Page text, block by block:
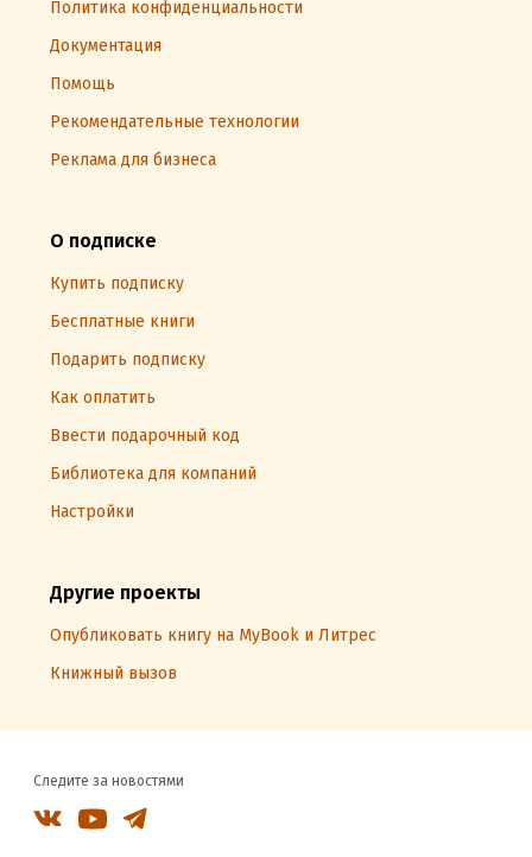
Политика конфиденциальности
Документация
Помощь
Рекомендательные технологии
Реклама для бизнеса
О подписке
Купить подписку
Бесплатные книги
Подарить подписку
Как оплатить
Ввести подарочный код
Библиотека для компаний
Настройки
Другие проекты
Опубликовать книгу на MyBook и Литрес
Книжный вызов
Следите за новостями